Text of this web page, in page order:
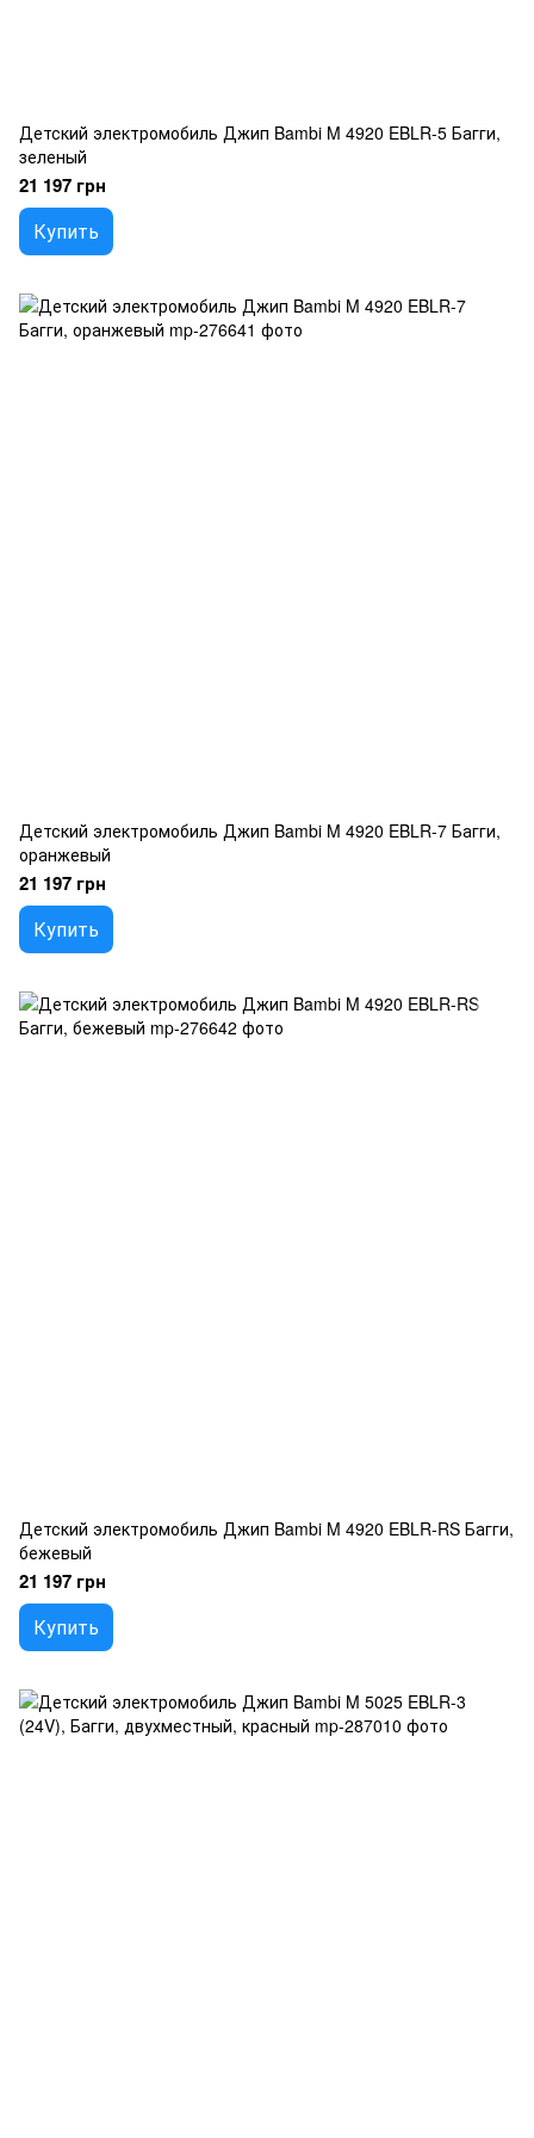
Детский электромобиль Джип Bambi M 4920 EBLR-5 Багги,
зеленый
21 197 грн
Купить
Детский электромобиль Джип Bambi M 4920 EBLR-7 Багги,
оранжевый
21 197 грн
Купить
Детский электромобиль Джип Bambi M 4920 EBLR-RS Багги,
бежевый
21 197 грн
Купить